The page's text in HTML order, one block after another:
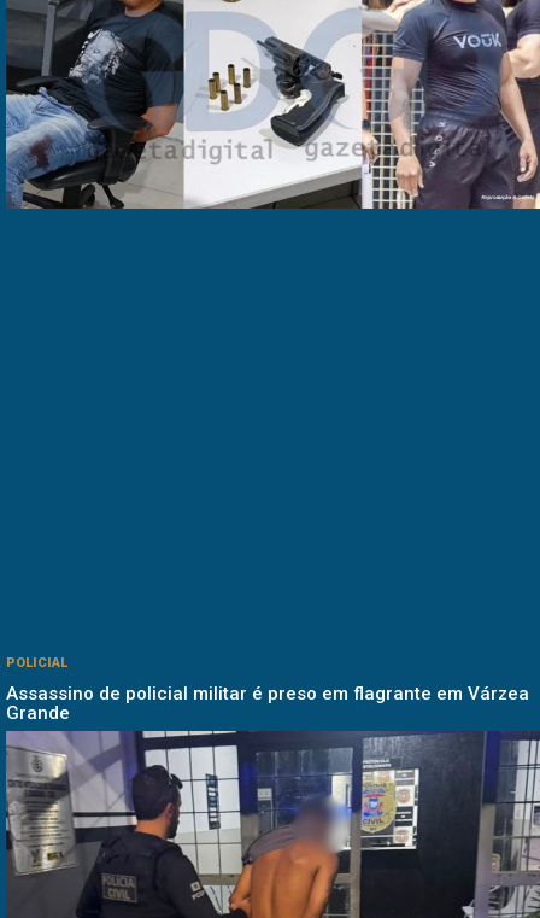
POLICIAL
Assassino de policial militar é preso em flagrante em Várzea
Grande